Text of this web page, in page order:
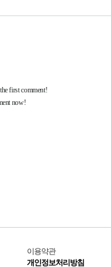
이용약관
개인정보처리방침